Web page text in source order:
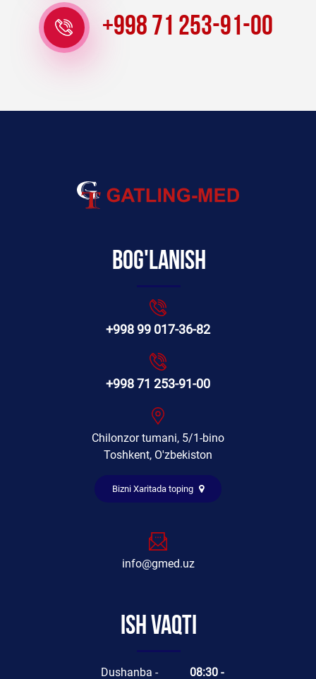
+998 71 253-91-00
Bog'lanish
+998 99 017-36-82
+998 71 253-91-00
Chilonzor tumani, 5/1-bino
Toshkent, O'zbekiston
Bizni Xaritada toping
info@gmed.uz
Ish vaqti
Dushanba -
08:30 -